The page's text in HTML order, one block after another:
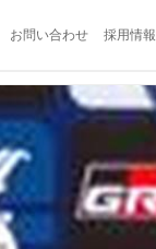
お問い合わせ 採用情報